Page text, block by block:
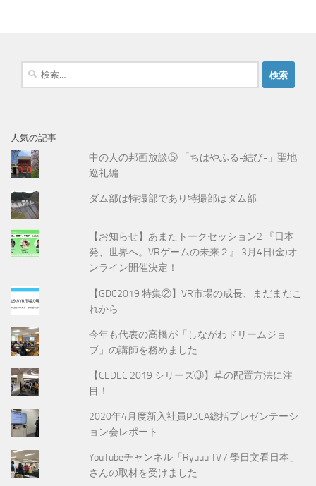
検
人気の記事
中の人の邦画放談⑤ 「ちはやふる-結び-」聖地
巡礼編
ダム部は特撮部であり特撮部はダム部
【お知らせ】あまたトークセッション2 『日本
発、世界へ。VRゲームの未来２』 3月4日(金)オ
ンライン開催決定！
【GDC2019 特集②】VR市場の成長、まだまだこ
れから
今年も代表の高橋が「しながわドリームジョ
ブ」の講師を務めました
【CEDEC 2019 シリーズ③】草の配置方法に注
目！
2020年4月度新入社員PDCA総括プレゼンテーシ
ョン会レポート
YouTubeチャンネル「Ryuuu TV / 學日文看日本」
さんの取材を受けました